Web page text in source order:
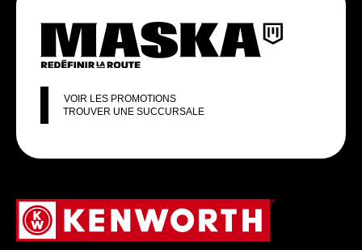
VOIR LES PROMOTIONS
TROUVER UNE SUCCURSALE